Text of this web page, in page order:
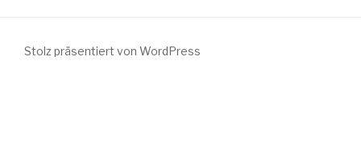
Stolz präsentiert von WordPress